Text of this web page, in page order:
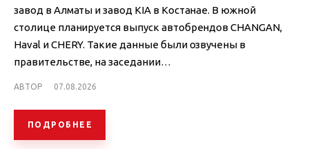
завод в Алматы и завод KIA в Костанае. В южной
столице планируется выпуск автобрендов CHANGAN,
Haval и CHERY. Такие данные были озвучены в
правительстве, на заседании…
АВТОР 07.08.2026
ПОДРОБНЕЕ